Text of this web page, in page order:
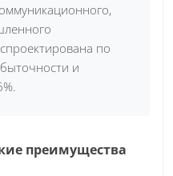
по
и
преимущества